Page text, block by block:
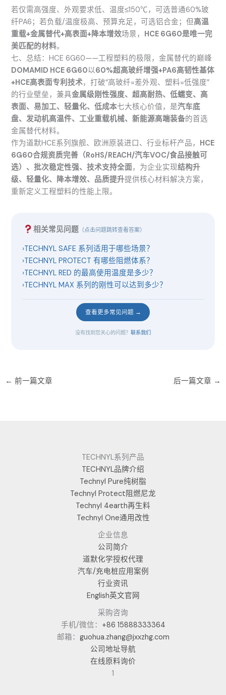
若仅需高强度、外观要求低、温度≤150℃，可选普通60%玻
纤PA6；若负载/温度极高、预算充足，可选铝合金；但高温
重载+金属替代+高表面+降本增效场景， HCE 6G60是唯一完
美匹配的材料。
七、总结：HCE 6G60——工程塑料的极限，金属替代的巅峰
DOMAMID HCE 6G60以60%超高玻纤增强+PA6高韧性基体
+HCE高表面专利技术，打破“高玻纤=差外观、塑料=低强度”
的行业壁垒，兼具金属级刚性强度、超高耐热、低蠕变、高
表面、易加工、轻量化、低成本七大核心价值，是汽车底
盘、发动机高温件、工业重载机械、新能源高端装备的首选
金属替代材料。
作为道默HCE系列旗舰、欧洲原装进口、行业标杆产品， HCE
6G60合规资质完善（RoHS/REACH/汽车VOC/食品接触可
选）、批次稳定性强、技术支持全面，为企业实现结构升
级、轻量化、降本增效、品质提升提供核心材料解决方案，
重新定义工程塑料的性能上限。
相关常见问题 （点击问题跳转查看答案）
›TECHNYL SAFE 系列适用于哪些场景？
›TECHNYL PROTECT 有哪些阻燃体系？
›TECHNYL RED 的最高使用温度是多少？
›TECHNYL MAX 系列的刚性可以达到多少？
查看更多常见问题 →
没有找到您关心的问题？ 联系我们
← 前一篇文章 后一篇文章 →
TECHNYL系列产品
TECHNYL品牌介绍
Technyl Pure纯树脂
Technyl Protect阻燃尼龙
Technyl 4earth再生料
Technyl One通用改性
企业信息
公司简介
道默化学授权代理
汽车/充电桩应用案例
行业资讯
English英文官网
采购咨询
手机/微信： +86 15888333364
邮箱： guohua.zhang@jxxzhg.com
公司地址导航
在线原料询价
1